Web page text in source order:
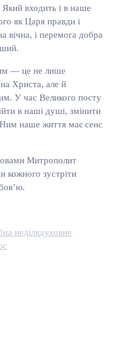
входить і в наше
як Царя правди і
вічна, і перемога добра
— це не лише
Христа, але й
У час Великого посту
в наші душі, змінити
Ним наше життя має сенс
Митрополит
кожного зустріти
неділядуховне